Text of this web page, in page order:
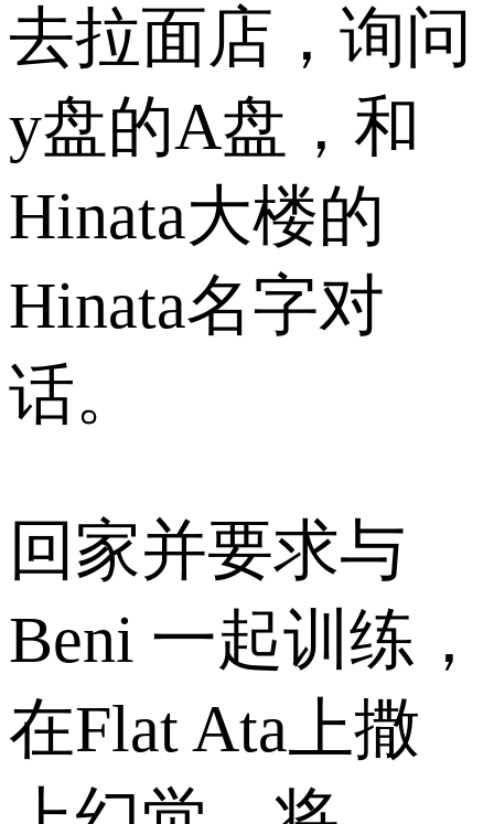
去拉面店，询问
y盘的A盘，和
Hinata大楼的
Hinata名字对
话。
回家并要求与
Beni 一起训练，
在Flat Ata上撒